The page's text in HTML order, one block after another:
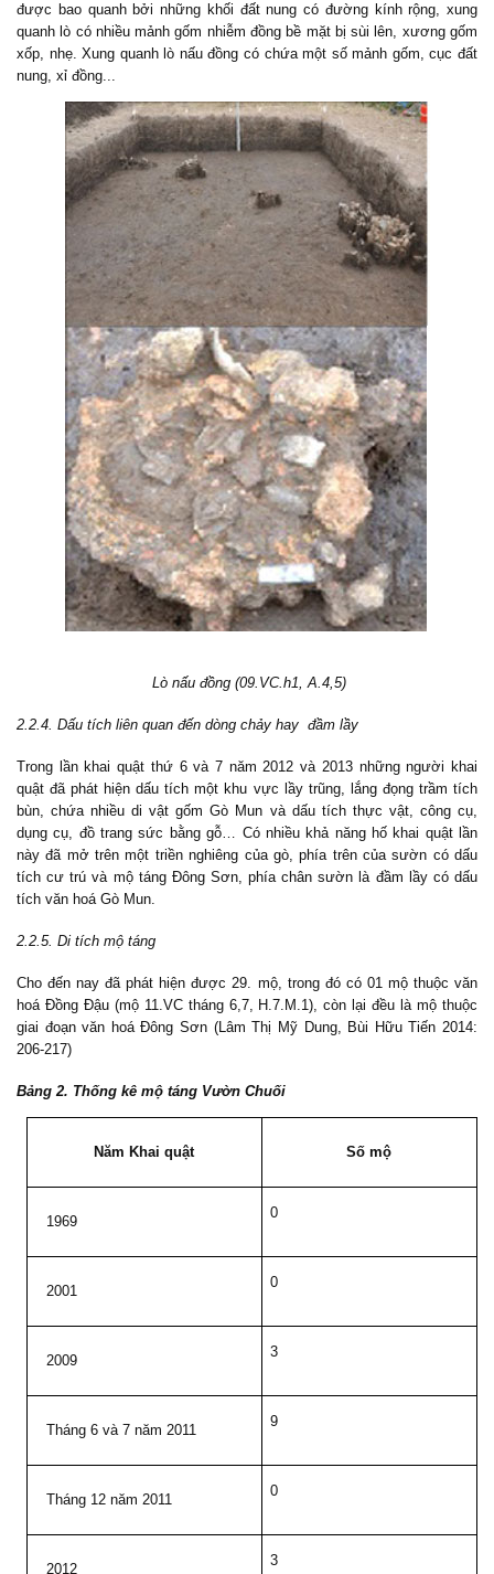
được bao quanh bởi những khối đất nung có đường kính rộng, xung
quanh lò có nhiều mảnh gốm nhiễm đồng bề mặt bị sùi lên, xương gốm
xốp, nhẹ. Xung quanh lò nấu đồng có chứa một số mảnh gốm, cục đất
nung, xỉ đồng...
Lò nấu đồng (09.VC.h1, A.4,5)
2.2.4. Dấu tích liên quan đến dòng chảy hay đầm lầy
Trong lần khai quật thứ 6 và 7 năm 2012 và 2013 những người khai
quật đã phát hiện dấu tích một khu vực lầy trũng, lắng đọng trầm tích
bùn, chứa nhiều di vật gốm Gò Mun và dấu tích thực vật, công cụ,
dụng cụ, đồ trang sức bằng gỗ… Có nhiều khả năng hố khai quật lần
này đã mở trên một triền nghiêng của gò, phía trên của sườn có dấu
tích cư trú và mộ táng Đông Sơn, phía chân sườn là đầm lầy có dấu
tích văn hoá Gò Mun.
2.2.5. Di tích mộ táng
Cho đến nay đã phát hiện được 29. mộ, trong đó có 01 mộ thuộc văn
hoá Đồng Đậu (mộ 11.VC tháng 6,7, H.7.M.1), còn lại đều là mộ thuộc
giai đoạn văn hoá Đông Sơn (Lâm Thị Mỹ Dung, Bùi Hữu Tiến 2014:
206-217)
Bảng 2. Thống kê mộ táng Vườn Chuối
Năm Khai quật Số mộ
1969
0
2001
0
2009
3
Tháng 6 và 7 năm 2011
9
Tháng 12 năm 2011
0
2012
3